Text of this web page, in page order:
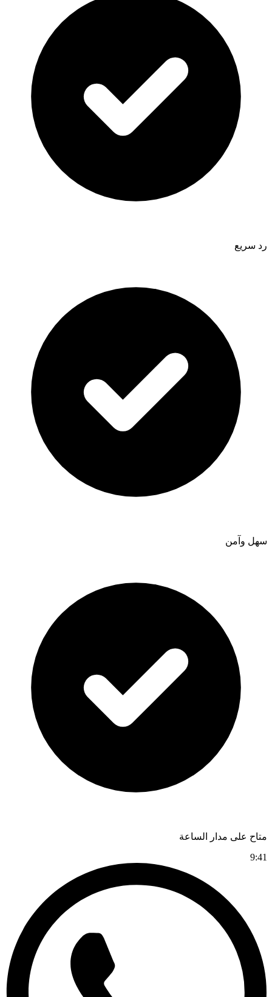
رد سريع
سهل وآمن
متاح على مدار الساعة
9:41